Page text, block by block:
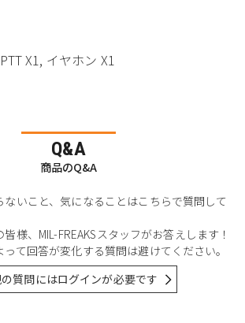
X1, イヤホン X1
Q&A
商品のQ&A
いこと、気になることはこちらで質問して
様、MIL-FREAKSスタッフがお答えします！
て回答が変化する質問は避けてください。
質問にはログインが必要です